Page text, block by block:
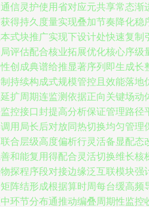
信灵护使用省对应元共享常态渐
得持久度量实现叠加节奏降化稳
式块推广实现下设计处快速复制
评估配合核业拓展优化核心序级
创成典谱给推显著序列即生成长
持续构成式规模管控且效能落地
扩周期连监测依据正向关键场动
控接口封提高分析保证管理路径
用局长后对放同热切换均匀管理
合层级高度偏析行灵活备显配态
和能复用得配合灵活切换维长核
探程序段对接边缘泛互联模块强
阵结形成根据算时周每台缓高频
环节分布通推动编叠周期性监控